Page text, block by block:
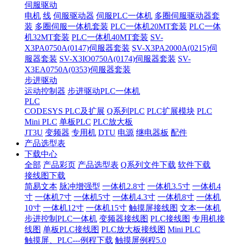
伺服驱动
电机 线 伺服驱动器 伺服PLC一体机 多圈伺服驱动器套
装 多圈伺服一体机套装 PLC一体机20MT套装 PLC一体
机32MT套装 PLC一体机40MT套装 SV-
X3PA0750A(0147)伺服器套装 SV-X3PA2000A(0215)伺
服器套装 SV-X3IO0750A(0174)伺服器套装 SV-
X3EA0750A(0353)伺服器套装
步进驱动
运动控制器 步进驱动PLC一体机
PLC
CODESYS PLC及扩展 Q系列PLC PLC扩展模块 PLC
Mini PLC 单板PLC PLC放大板
JT3U 变频器 专用机 DTU 电源 继电器板 配件
产品选型表
下载中心
全部 产品彩页 产品选型表 Q系列文件下载 软件下载
接线图下载
简易文本 脉冲增强型 一体机2.8寸 一体机3.5寸 一体机4
寸 一体机7寸 一体机5寸 一体机4.3寸 一体机8寸 一体机
10寸 一体机12寸 一体机15寸 触摸屏接线图 文本一体机
步进控制PLC一体机 变频器接线图 PLC接线图 专用机接
线图 单板PLC接线图 PLC放大板接线图 Mini PLC
触摸屏、PLC---例程下载 触摸屏例程5.0